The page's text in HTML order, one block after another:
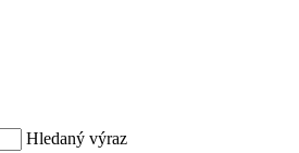
Hledaný výraz